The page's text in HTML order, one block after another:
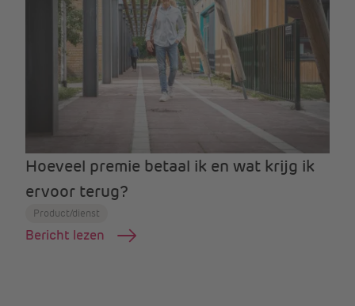
Hoeveel premie betaal ik en wat krijg ik
ervoor terug?
Product/dienst
Bericht lezen